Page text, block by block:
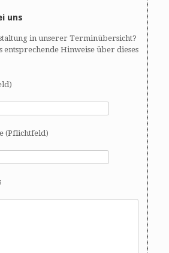
uns
in unserer Terminübersicht?
entsprechende Hinweise über dieses
(Pflichtfeld)